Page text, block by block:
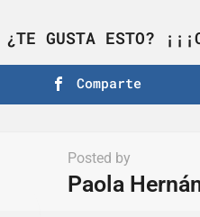
¿TE GUSTA ESTO?
Comparte
Posted by
Paola